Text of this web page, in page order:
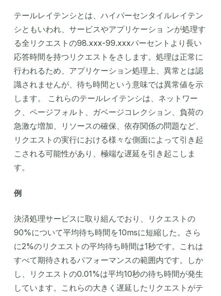
テールレイテンシとは、ハイパーセンタイルレイテン
シともいわれ、サービスやアプリケーショ ンが処理す
る全リクエストの98.xxx-99.xxxパーセントより長い
応答時間を持つリクエストをさします。処理は正常に
行われるため、アプリケーション処理上、異常とは認
識されませんが、待ち時間という意味では異常値を示
します。 これらのテールレイテンシは、ネットワー
ク、ページフォルト、ガベージコレクション、負荷の
急激な増加、リソースの確保、依存関係の問題など、
リクエストの実行における様々な側面によって引き起
こされる可能性があり、極端な遅延を引き起こしま
す。
例
決済処理サービスに取り組んでおり、リクエストの
90%について平均待ち時間を10msに短縮した。さら
に2%のリクエストの平均待ち時間は1秒です。これは
すべて期待されるパフォーマンスの範囲内です。しか
し、リクエストの0.01%は平均10秒の待ち時間が発生
しています。これらの大きく遅延したリクエストがテ